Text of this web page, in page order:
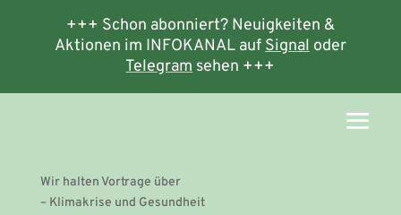
+++ Schon abonniert? Neuigkeiten &
Aktionen im INFOKANAL aufSignaloder
Telegramsehen +++
Wir halten Vortrage über
– Klimakrise und Gesundheit